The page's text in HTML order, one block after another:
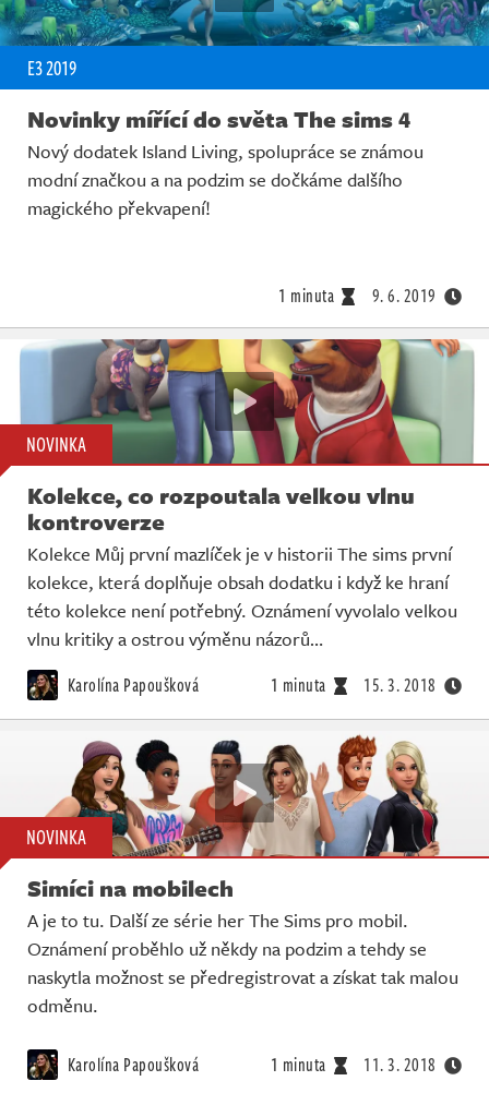
E3 2019
Novinky mířící do světa The sims 4
Nový dodatek Island Living, spolupráce se známou
modní značkou a na podzim se dočkáme dalšího
magického překvapení!
1 minuta 9. 6. 2019
NOVINKA
Kolekce, co rozpoutala velkou vlnu
kontroverze
Kolekce Můj první mazlíček je v historii The sims první
kolekce, která doplňuje obsah dodatku i když ke hraní
této kolekce není potřebný. Oznámení vyvolalo velkou
vlnu kritiky a ostrou výměnu názorů…
Karolína Papoušková 1 minuta 15. 3. 2018
NOVINKA
Simíci na mobilech
A je to tu. Další ze série her The Sims pro mobil.
Oznámení proběhlo už někdy na podzim a tehdy se
naskytla možnost se předregistrovat a získat tak malou
odměnu.
Karolína Papoušková 1 minuta 11. 3. 2018